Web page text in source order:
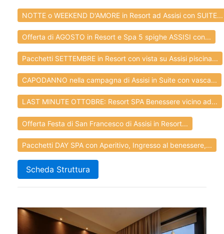
NOTTE o WEEKEND D'AMORE in Resort ad Assisi con SUITE...
Offerta di AGOSTO in Resort e Spa 5 spighe ASSISI con...
Pacchetti SETTEMBRE in Resort con vista su Assisi piscina...
CAPODANNO nella campagna di Assisi in Suite con vasca...
LAST MINUTE OTTOBRE: Resort SPA Benessere vicino ad...
Offerta Festa di San Francesco di Assisi in Resort...
Pacchetti DAY SPA con Aperitivo, Ingresso al benessere,...
Scheda Struttura